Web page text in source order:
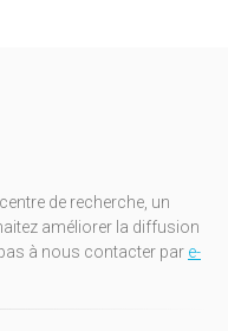
de recherche, un
améliorer la diffusion
à nous contacter par e-